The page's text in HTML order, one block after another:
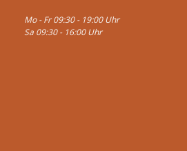
Mo - Fr 09:30 - 19:00 Uhr
Sa 09:30 - 16:00 Uhr